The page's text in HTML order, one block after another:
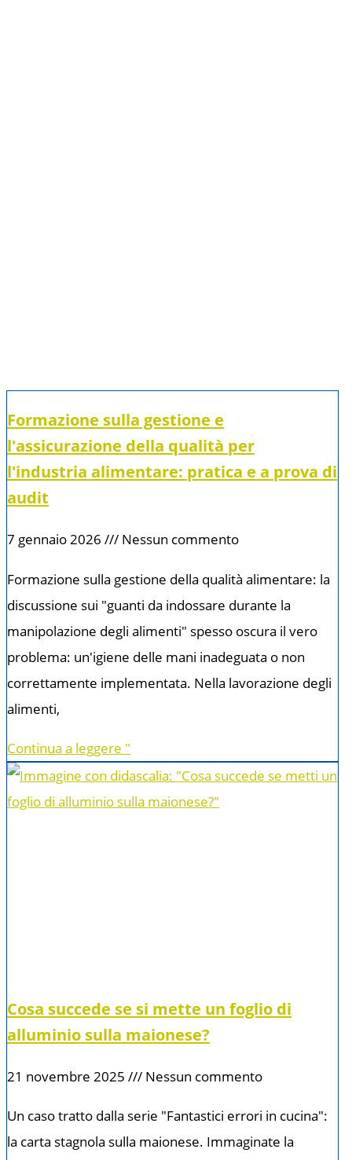
Formazione sulla gestione e
l'assicurazione della qualità per
l'industria alimentare: pratica e a prova di
audit
7 gennaio 2026 Nessun commento
Formazione sulla gestione della qualità alimentare: la
discussione sui "guanti da indossare durante la
manipolazione degli alimenti" spesso oscura il vero
problema: un'igiene delle mani inadeguata o non
correttamente implementata. Nella lavorazione degli
alimenti,
Continua a leggere "
Cosa succede se si mette un foglio di
alluminio sulla maionese?
21 novembre 2025 Nessun commento
Un caso tratto dalla serie "Fantastici errori in cucina":
la carta stagnola sulla maionese. Immaginate la